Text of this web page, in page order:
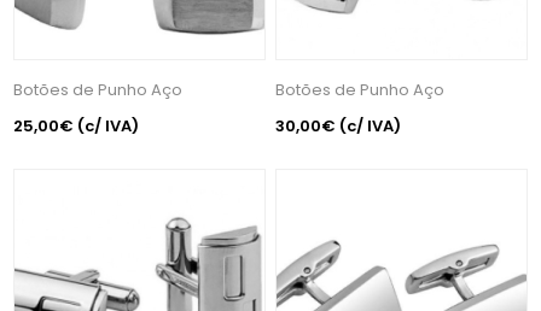
Botões de Punho Aço
25,00€ (c/ IVA)
Botões de Punho Aço
30,00€ (c/ IVA)